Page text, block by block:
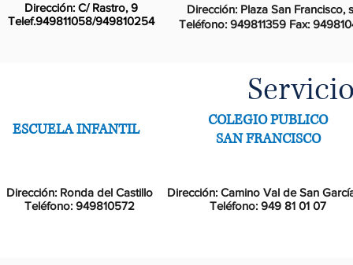
Dirección: C/ Rastro, 9
Telef.949811058/949810254
Dirección: Plaza San Francisco,
Teléfono: 949811359 Fax:
ESCUELA INFANTIL
COLEGIO PUBLICO
SAN FRANCISCO
Dirección: Ronda del Castillo
Teléfono: 949810572
Dirección: Camino Val de San
Teléfono: 949 81 01 07